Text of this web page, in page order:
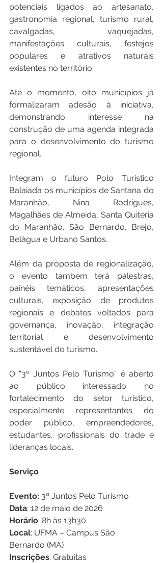
potenciais ligados ao artesanato,
gastronomia regional, turismo rural,
cavalgadas, vaquejadas,
manifestações culturais, festejos
populares e atrativos naturais
existentes no território.
Até o momento, oito municípios já
formalizaram adesão à iniciativa,
demonstrando interesse na
construção de uma agenda integrada
para o desenvolvimento do turismo
regional.
Integram o futuro Polo Turístico
Balaiada os municípios de Santana do
Maranhão, Nina Rodrigues,
Magalhães de Almeida, Santa Quitéria
do Maranhão, São Bernardo, Brejo,
Belágua e Urbano Santos.
Além da proposta de regionalização,
o evento também terá palestras,
painéis temáticos, apresentações
culturais, exposição de produtos
regionais e debates voltados para
governança, inovação, integração
territorial e desenvolvimento
sustentável do turismo.
O “3º Juntos Pelo Turismo” é aberto
ao público interessado no
fortalecimento do setor turístico,
especialmente representantes do
poder público, empreendedores,
estudantes, profissionais do trade e
lideranças locais.
Serviço
Evento: 3º Juntos Pelo Turismo
Data: 12 de maio de 2026
Horário: 8h às 13h30
Local: UFMA – Campus São
Bernardo (MA)
Inscrições: Gratuitas